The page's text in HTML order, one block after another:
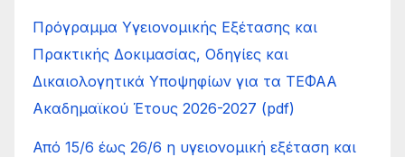
Πρόγραμμα Υγειονομικής Εξέτασης και
Πρακτικής Δοκιμασίας, Οδηγίες και
Δικαιολογητικά Υποψηφίων για τα ΤΕΦΑΑ
Ακαδημαϊκού Έτους 2026-2027 (pdf)
Από 15/6 έως 26/6 η υγειονομική εξέταση και